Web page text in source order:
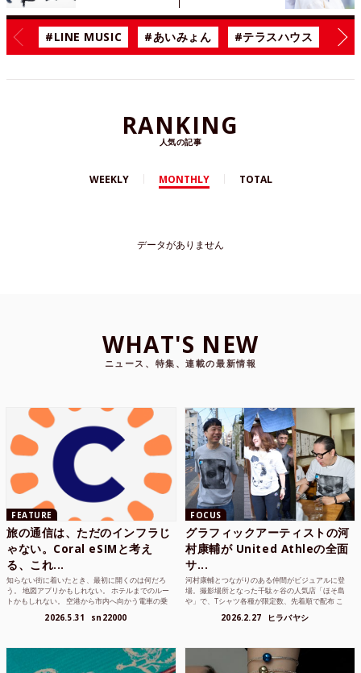
#LINE MUSIC #あいみょん #テラスハウス #漫
RANKING
人気の記事
WEEKLY MONTHLY TOTAL
データがありません
WHAT'S NEW
ニュース、特集、連載の最新情報
FEATURE
旅の通信は、ただのインフラじ
ゃない。Coral eSIMと考え
る、これ...
知らない街に着いたとき、最初に開くのは何だろ
う。 地図アプリかもしれない。 ホテルまでのルー
トかもしれない。 空港から市内へ向かう電車の乗
2026.5.31 sn22000
FOCUS
グラフィックアーティストの河
村康輔が United Athleの全面
サ...
河村康輔とつながりのある仲間がビジュアルに登
場。撮影場所となった千駄ヶ谷の人気店「ほそ島
や」で、Tシャツ各種が限定数、先着順で配布 こ
2026.2.27 ヒラバヤシ